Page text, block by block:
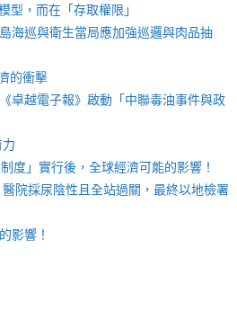
型，而在「存取權限」
海巡與衛生當局應加強巡邏與肉品抽
的衝擊
卓越電子報》啟動「中聯毒油事件與政
度」實行後，全球經濟可能的影響！
院採尿陰性且全站過關，最終以地檢署
影響！